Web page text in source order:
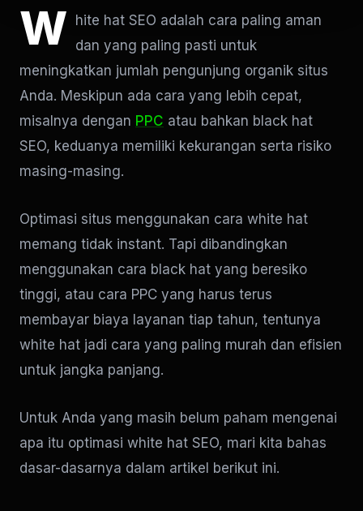
W hite hat SEO adalah cara paling aman
dan yang paling pasti untuk
meningkatkan jumlah pengunjung organik situs
Anda. Meskipun ada cara yang lebih cepat,
misalnya dengan PPC atau bahkan black hat
SEO, keduanya memiliki kekurangan serta risiko
masing-masing.
Optimasi situs menggunakan cara white hat
memang tidak instant. Tapi dibandingkan
menggunakan cara black hat yang beresiko
tinggi, atau cara PPC yang harus terus
membayar biaya layanan tiap tahun, tentunya
white hat jadi cara yang paling murah dan efisien
untuk jangka panjang.
Untuk Anda yang masih belum paham mengenai
apa itu optimasi white hat SEO, mari kita bahas
dasar-dasarnya dalam artikel berikut ini.